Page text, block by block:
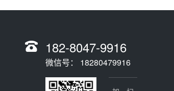
182-8047-9916
微信号： 18280479916